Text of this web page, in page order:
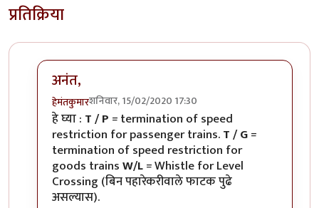
प्रतिक्रिया
अनंत,
हेमंतकुमारशनिवार, 15/02/2020 17:30
In reply toरेल्वे रुळांच्याbyअनन्त्_यात्री
हे घ्या : T / P = termination of speed
restriction for passenger trains.T / G=
termination of speed restriction for
goods trainsW/L= Whistle for Level
Crossing (बिन पहारेकरीवाले फाटक पुढे
असल्यास).